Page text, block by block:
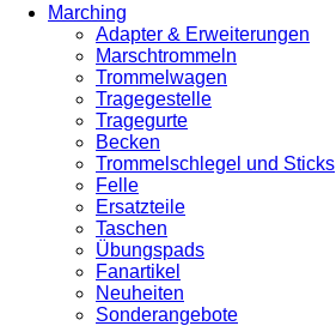
Marching
Adapter & Erweiterungen
Marschtrommeln
Trommelwagen
Tragegestelle
Tragegurte
Becken
Trommelschlegel und Sticks
Felle
Ersatzteile
Taschen
Übungspads
Fanartikel
Neuheiten
Sonderangebote